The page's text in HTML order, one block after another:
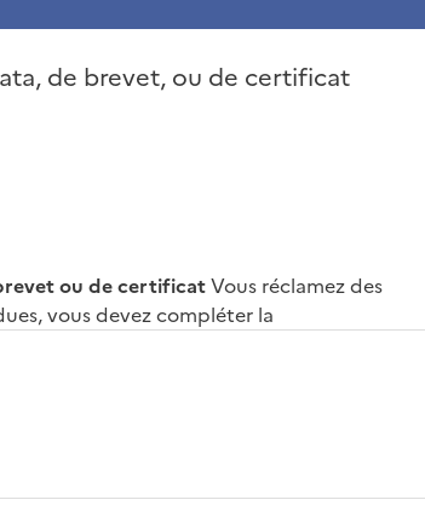
de brevet, ou de certificat
ou de certificatVous réclamez des
vous devez compléter la